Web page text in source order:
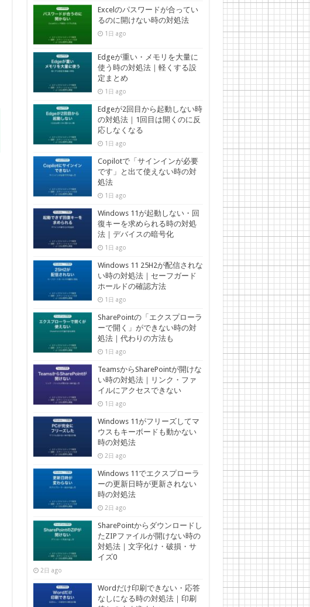
Excelのパスワードが合ってい
るのに開けない時の対処法
1日 ago
Edgeが重い・メモリを大量に
使う時の対処法｜軽くする設
定まとめ
1日 ago
Edgeが2回目から起動しない時
の対処法｜1回目は開くのに反
応しなくなる
1日 ago
Copilotで「サインインが必要
です」と出て使えない時の対
処法
1日 ago
Windows 11が起動しない・回
復キーを求められる時の対処
法｜デバイスの暗号化
1日 ago
Windows 11 25H2が配信されな
い時の対処法｜セーフガード
ホールドの確認方法
1日 ago
SharePointの「エクスプローラ
ーで開く」ができない時の対
処法｜代わりの方法も
1日 ago
TeamsからSharePointが開けな
い時の対処法｜リンク・ファ
イルにアクセスできない
1日 ago
Windows 11がフリーズしてマ
ウスもキーボードも動かない
時の対処法
2日 ago
Windows 11でエクスプローラ
ーの更新日時が更新されない
時の対処法
2日 ago
SharePointからダウンロードし
たZIPファイルが開けない時の
対処法｜文字化け・破損・サ
イズ0
2日 ago
Wordだけ印刷できない・応答
なしになる時の対処法｜印刷